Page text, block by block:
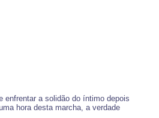
enfrentar a solidão do íntimo depois
hora desta marcha, a verdade